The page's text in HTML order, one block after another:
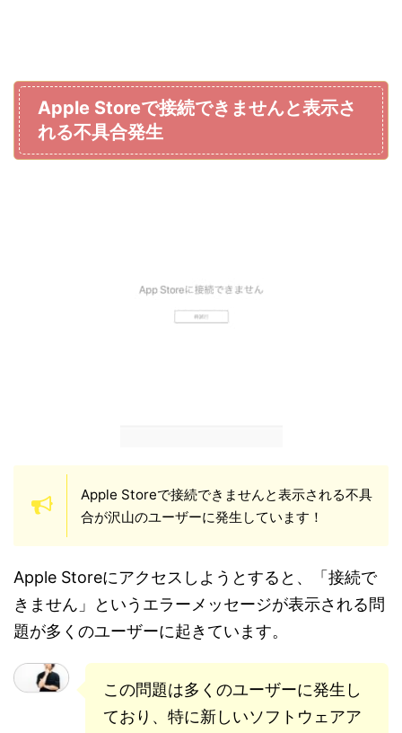
Apple Storeで接続できませんと表示さ
れる不具合発生
Apple Storeで接続できませんと表示される不具
合が沢山のユーザーに発生しています！
Apple Storeにアクセスしようとすると、「接続で
きません」というエラーメッセージが表示される問
題が多くのユーザーに起きています。
この問題は多くのユーザーに発生し
ており、特に新しいソフトウェアア